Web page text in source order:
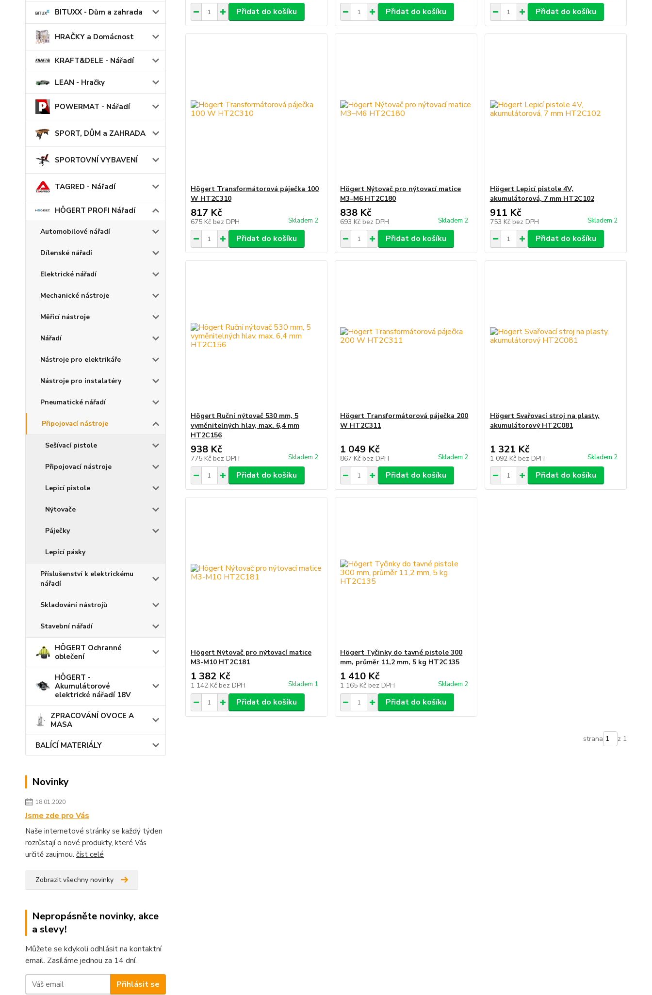
BITUXX - Dům a zahrada
HRAČKY a Domácnost
KRAFT&DELE - Nářadí
LEAN - Hračky
POWERMAT - Nářadí
SPORT, DŮM a ZAHRADA
SPORTOVNÍ VYBAVENÍ
TAGRED - Nářadí
HÖGERT PROFI Nářadí
Automobilové nářadí
Dílenské nářadí
Elektrické nářadí
Mechanické nástroje
Měřicí nástroje
Nářadí
Nástroje pro elektrikáře
Nástroje pro instalatéry
Pneumatické nářadí
Připojovací nástroje
Sešívací pistole
Připojovací nástroje
Lepicí pistole
Nýtovače
Páječky
Lepící pásky
Příslušenství k elektrickému
nářadí
Skladování nástrojů
Stavební nářadí
HÖGERT Ochranné
oblečení
HÖGERT -
Akumulátorové
elektrické nářadí 18V
ZPRACOVÁNÍ OVOCE A
MASA
BALÍCÍ MATERIÁLY
Novinky
18.01.2020
Jsme zde pro Vás
Naše internetové stránky se každý týden
rozrůstají o nové produkty, které Vás
určitě zaujmou. číst celé
Zobrazit všechny novinky
Nepropásněte novinky, akce
a slevy!
Můžete se kdykoli odhlásit na kontaktní
email. Zasíláme jednou za 14 dní.
Přihlásit se
Přidat do košíku Přidat do košíku Přidat do košíku
Högert Transformátorová páječka 100
W HT2C310
817 Kč
675 Kč bez DPH Skladem 2
Přidat do košíku
Högert Nýtovač pro nýtovací matice
M3–M6 HT2C180
838 Kč
693 Kč bez DPH Skladem 2
Přidat do košíku
Högert Lepicí pistole 4V,
akumulátorová, 7 mm HT2C102
911 Kč
753 Kč bez DPH Skladem 2
Přidat do košíku
Högert Ruční nýtovač 530 mm, 5
vyměnitelných hlav, max. 6,4 mm
HT2C156
938 Kč
775 Kč bez DPH Skladem 2
Přidat do košíku
Högert Transformátorová páječka 200
W HT2C311
1 049 Kč
867 Kč bez DPH Skladem 2
Přidat do košíku
Högert Svařovací stroj na plasty,
akumulátorový HT2C081
1 321 Kč
1 092 Kč bez DPH Skladem 2
Přidat do košíku
Högert Nýtovač pro nýtovací matice
M3-M10 HT2C181
1 382 Kč
1 142 Kč bez DPH Skladem 1
Přidat do košíku
Högert Tyčinky do tavné pistole 300
mm, průměr 11,2 mm, 5 kg HT2C135
1 410 Kč
1 165 Kč bez DPH Skladem 2
Přidat do košíku
strana z 1